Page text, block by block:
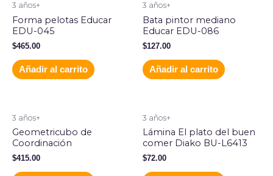
3 años+
Forma pelotas Educar
EDU-045
$465.00
Añadir al carrito
3 años+
Bata pintor mediano
Educar EDU-086
$127.00
Añadir al carrito
3 años+
Geometricubo de
Coordinación
$415.00
3 años+
Lámina El plato del buen
comer Diako BU-L6413
$72.00